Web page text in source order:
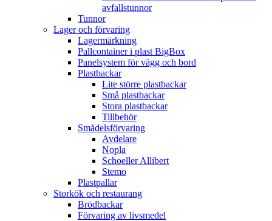
avfallstunnor
Tunnor
Lager och förvaring
Lagermärkning
Pallcontainer i plast BigBox
Panelsystem för vägg och bord
Plastbackar
Lite större plastbackar
Små plastbackar
Stora plastbackar
Tillbehör
Smådelsförvaring
Avdelare
Nopla
Schoeller Allibert
Stemo
Plastpallar
Storkök och restaurang
Brödbackar
Förvaring av livsmedel